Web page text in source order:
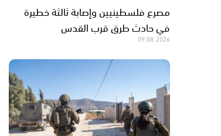
مصرع فلسطينيين وإصابة ثالثة خطيرة
في حادث طرق قرب القدس
09.08.2026